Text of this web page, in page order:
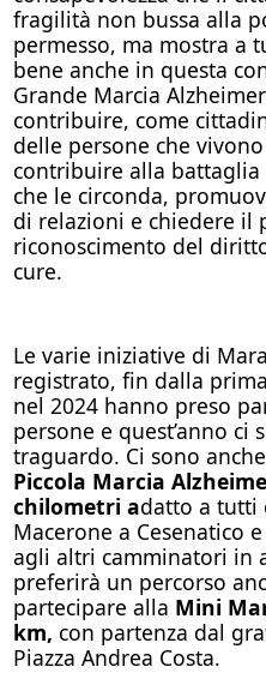
fragilità non bussa alla
permesso, ma mostra a
bene anche in questa
Grande Marcia
contribuire, come
delle persone che
contribuire alla
che le circonda,
di relazioni e chiedere il
riconoscimento del
cure.
Le varie iniziative di
registrato, fin dalla
nel 2024 hanno preso
persone e quest’anno
traguardo. Ci sono
Piccola Marcia
chilometri adatto a tutti
Macerone a Cesenatico
agli altri camminatori in
preferirà un percorso
partecipare alla Mini
km, con partenza dal
Piazza Andrea Costa.